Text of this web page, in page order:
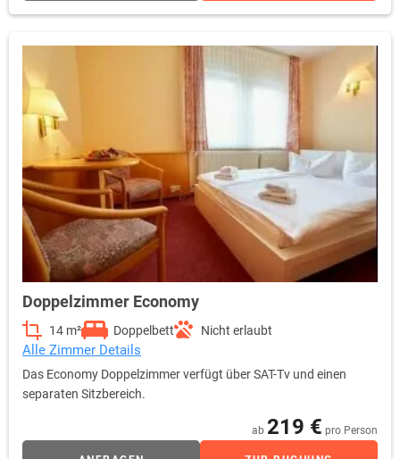
Doppelzimmer Economy
14 m² Doppelbett Nicht erlaubt
Alle Zimmer Details
Das Economy Doppelzimmer verfügt über SAT-Tv und einen
separaten Sitzbereich.
ab 219 € pro Person